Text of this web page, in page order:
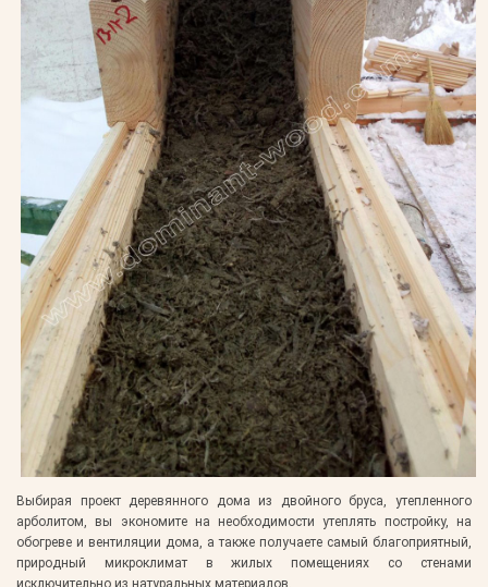
Выбирая проект деревянного дома из двойного бруса, утепленного
арболитом, вы экономите на необходимости утеплять постройку, на
обогреве и вентиляции дома, а также получаете самый благоприятный,
природный микроклимат в жилых помещениях со стенами